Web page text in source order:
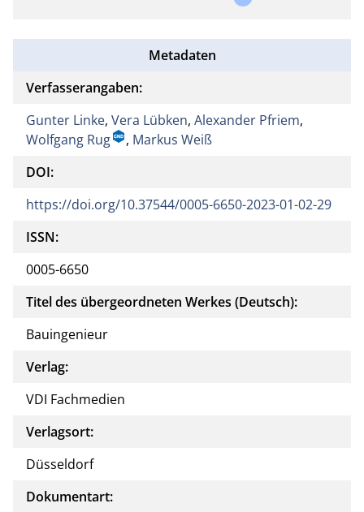
Metadaten
Verfasserangaben:
Gunter Linke, Vera Lübken, Alexander Pfriem,
Wolfgang Rug
, Markus Weiß
DOI:
https://doi.org/10.37544/0005-6650-2023-01-02-29
ISSN:
0005-6650
Titel des übergeordneten Werkes (Deutsch):
Bauingenieur
Verlag:
VDI Fachmedien
Verlagsort:
Düsseldorf
Dokumentart: